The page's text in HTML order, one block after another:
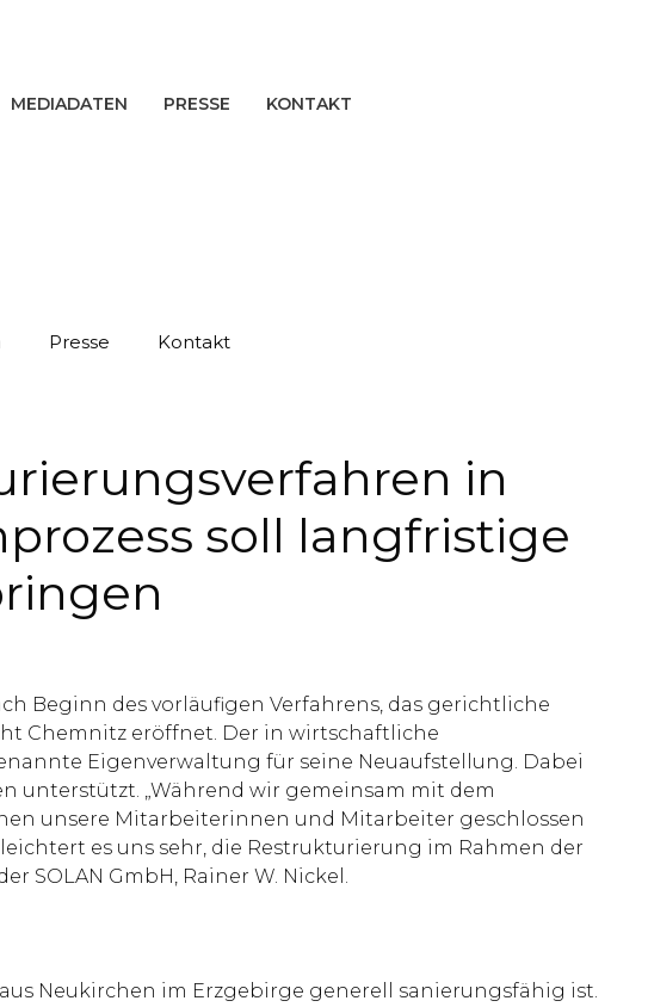
MEDIADATEN PRESSE KONTAKT
Presse Kontakt
in
soll langfristige
Beginn des vorläufigen Verfahrens, das gerichtliche
Chemnitz eröffnet. Der in wirtschaftliche
Eigenverwaltung für seine Neuaufstellung. Dabei
unterstützt. „Während wir gemeinsam mit dem
unsere Mitarbeiterinnen und Mitarbeiter geschlossen
es uns sehr, die Restrukturierung im Rahmen der
SOLAN GmbH, Rainer W. Nickel.
Neukirchen im Erzgebirge generell sanierungsfähig ist.